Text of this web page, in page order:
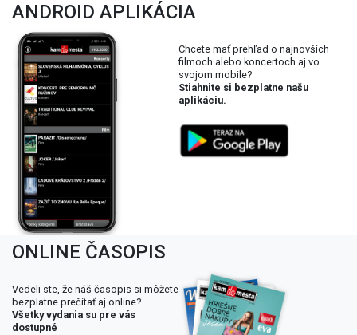
ANDROID APLIKÁCIA
Chcete mať prehľad o najnovších
filmoch alebo koncertoch aj vo
svojom mobile?
Stiahnite si bezplatne našu
aplikáciu.
ONLINE ČASOPIS
Vedeli ste, že náš časopis si môžete
bezplatne prečítať aj online?
Všetky vydania su pre vás
dostupné